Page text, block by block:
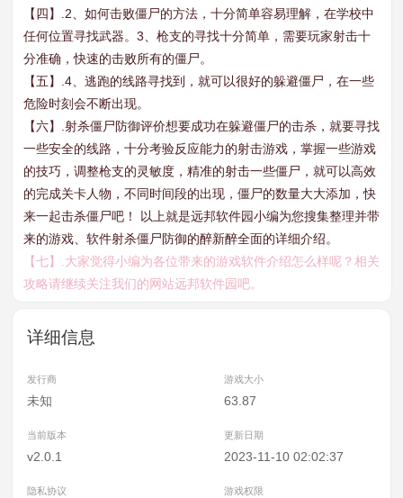
【四】.2、如何击败僵尸的方法，十分简单容易理解，在学校中
任何位置寻找武器。3、枪支的寻找十分简单，需要玩家射击十
分准确，快速的击败所有的僵尸。
【五】.4、逃跑的线路寻找到，就可以很好的躲避僵尸，在一些
危险时刻会不断出现。
【六】.射杀僵尸防御评价想要成功在躲避僵尸的击杀，就要寻找
一些安全的线路，十分考验反应能力的射击游戏，掌握一些游戏
的技巧，调整枪支的灵敏度，精准的射击一些僵尸，就可以高效
的完成关卡人物，不同时间段的出现，僵尸的数量大大添加，快
来一起击杀僵尸吧！ 以上就是远邦软件园小编为您搜集整理并带
来的游戏、软件射杀僵尸防御的醉新醉全面的详细介绍。
【七】.大家觉得小编为各位带来的游戏软件介绍怎么样呢？相关
攻略请继续关注我们的网站远邦软件园吧。
详细信息
发行商 游戏大小
未知 63.87
当前版本 更新日期
v2.0.1 2023-11-10 02:02:37
隐私协议 游戏权限